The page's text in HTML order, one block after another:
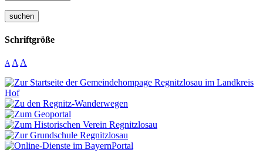
suchen
Schriftgröße
A A A